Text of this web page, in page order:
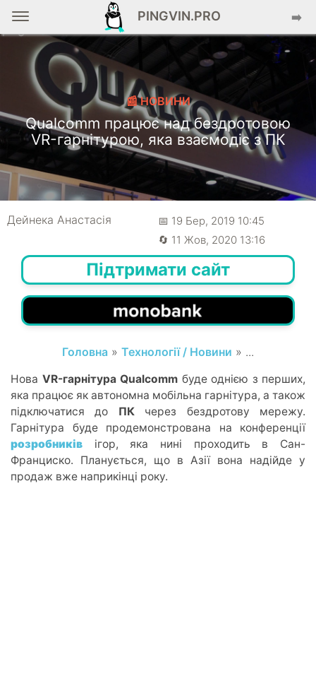
PINGVIN.PRO ➡️
📰 НОВИНИ
Qualcomm працює над бездротовою
VR-гарнітурою, яка взаємодіє з ПК
Дейнека Анастасiя
📅 19 Бер, 2019 10:45
🔄 11 Жов, 2020 13:16
Підтримати сайт
Головна » Технології / Новини » ...
Нова VR-гарнітура Qualcomm буде однією з перших,
яка працює як автономна мобільна гарнітура, а також
підключатися до ПКчерез бездротову мережу.
Гарнітура буде продемонстрована на конференції
розробників ігор, яка нині проходить в Сан-
Франциско. Планується, що в Азії вона надійде у
продаж вже наприкінці року.